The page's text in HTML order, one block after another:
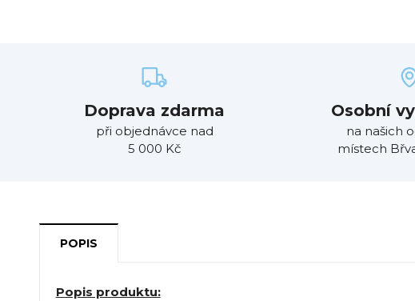
Doprava zdarma
při objednávce nad
5 000 Kč
Osobní
na našich
místech
POPIS
Popis produktu: